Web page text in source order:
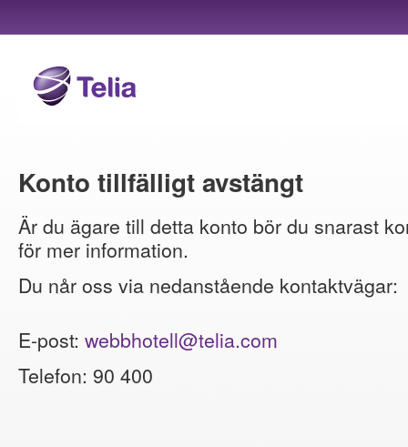
Konto tillfälligt avstängt
Är du ägare till detta konto bör du snarast
för mer information.
Du når oss via nedanstående kontaktvägar:
E-post: webbhotell@telia.com
Telefon: 90 400